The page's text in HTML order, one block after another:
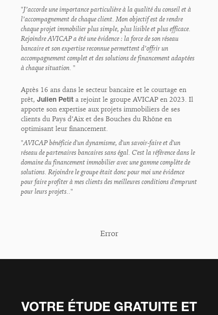
"J’accorde une importance particulière à la qualité du conseil et à
l’accompagnement de chaque client. Mon objectif est de rendre
chaque projet immobilier plus simple, plus lisible et plus efficace.
Rejoindre AVICAP a été une évidence : la force de son réseau
bancaire et son expertise reconnue permettent d’offrir un
accompagnement complet et des solutions de financement adaptées
à chaque situation. "
Après 16 ans dans le secteur bancaire et le courtage en
prêt, Julien Petita rejoint le groupe AVICAP en 2023. Il
apporte son expertise aux projets immobiliers de ses
clients du Pays d’Aix et des Bouches du Rhône en
optimisant leur financement.
"AVICAP bénéficie d'un dynamisme, d'un savoir-faire et d'un
réseau de partenaires bancaires sans égal. C'est la référence dans le
domaine du financement immobilier avec une gamme complète de
solutions. Rejoindre le groupe était donc pour moi une évidence
pour faire profiter à mes clients des meilleures conditions d'emprunt
pour leurs projets.."
Error
VOTRE ÉTUDE GRATUITE ET